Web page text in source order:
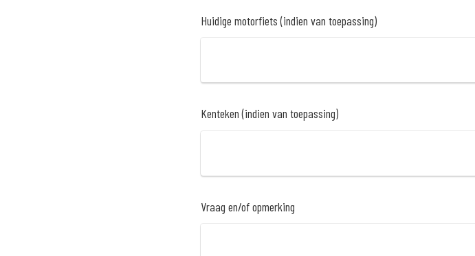
Huidige motorfiets (indien van toepassing)
Kenteken (indien van toepassing)
Vraag en/of opmerking